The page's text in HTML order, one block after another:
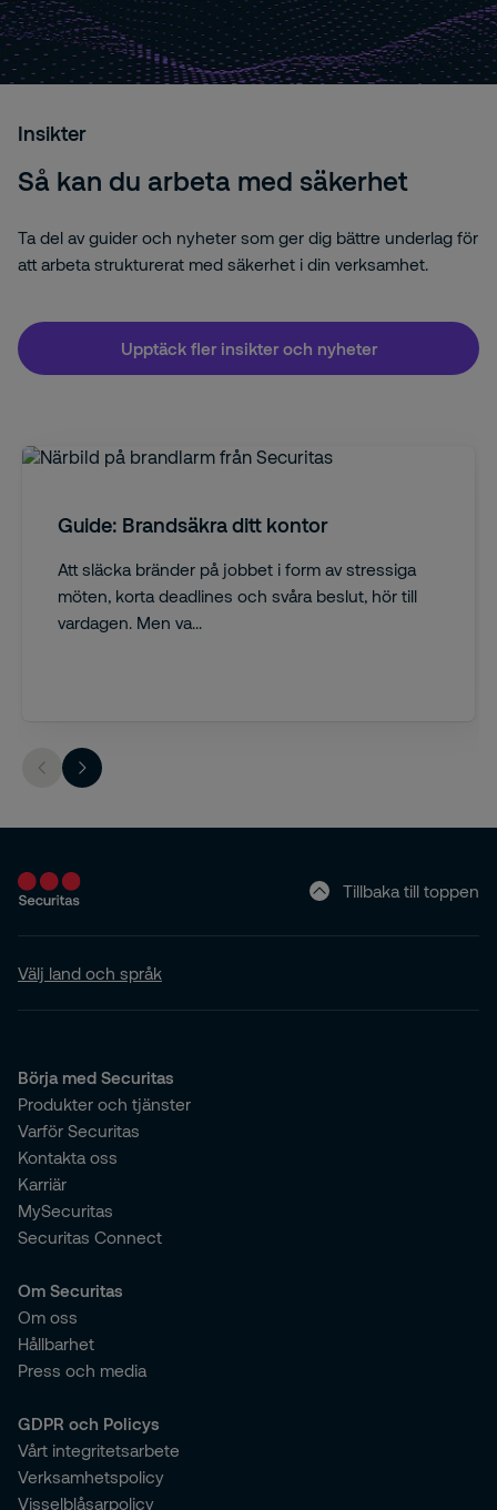
Insikter
Så kan du arbeta med säkerhet
Ta del av guider och nyheter som ger dig bättre underlag för
att arbeta strukturerat med säkerhet i din verksamhet.
Upptäck fler insikter och nyheter
Guide: Brandsäkra ditt kontor
Att släcka bränder på jobbet i form av stressiga
möten, korta deadlines och svåra beslut, hör till
vardagen. Men va...
Tillbaka till toppen
Välj land och språk
Börja med Securitas
Produkter och tjänster
Varför Securitas
Kontakta oss
Karriär
MySecuritas
Securitas Connect
Om Securitas
Om oss
Hållbarhet
Press och media
GDPR och Policys
Vårt integritetsarbete
Verksamhetspolicy
Visselblåsarpolicy